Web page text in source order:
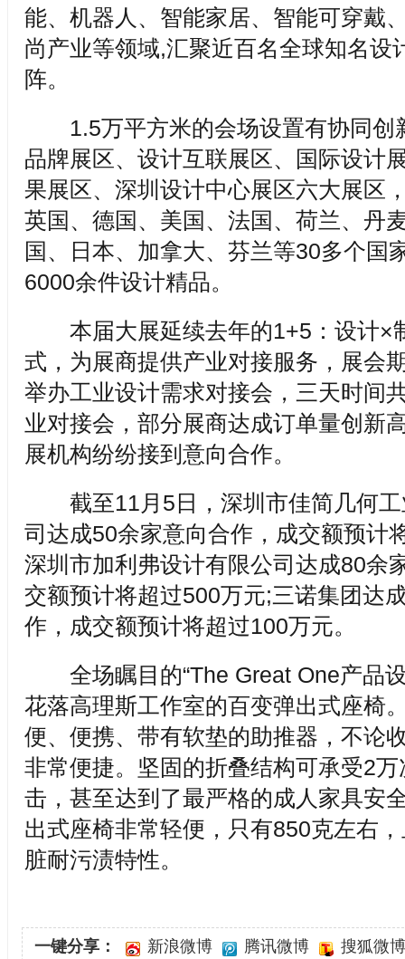
能、机器人、智能家居、智能可穿戴
尚产业等领域,汇聚近百名全球知名设
阵。
1.5万平方米的会场设置有协同创
品牌展区、设计互联展区、国际设计
果展区、深圳设计中心展区六大展区
英国、德国、美国、法国、荷兰、丹
国、日本、加拿大、芬兰等30多个国
6000余件设计精品。
本届大展延续去年的1+5：设计×
式，为展商提供产业对接服务，展会
举办工业设计需求对接会，三天时间
业对接会，部分展商达成订单量创新
展机构纷纷接到意向合作。
截至11月5日，深圳市佳简几何工
司达成50余家意向合作，成交额预计
深圳市加利弗设计有限公司达成80余
交额预计将超过500万元;三诺集团达
作，成交额预计将超过100万元。
全场瞩目的“The Great One产品设
花落高理斯工作室的百变弹出式座椅
便、便携、带有软垫的助推器，不论
非常便捷。坚固的折叠结构可承受2
击，甚至达到了最严格的成人家具安
出式座椅非常轻便，只有850克左右
脏耐污渍特性。
一键分享： 新浪微博 腾讯微博
搜狐微博